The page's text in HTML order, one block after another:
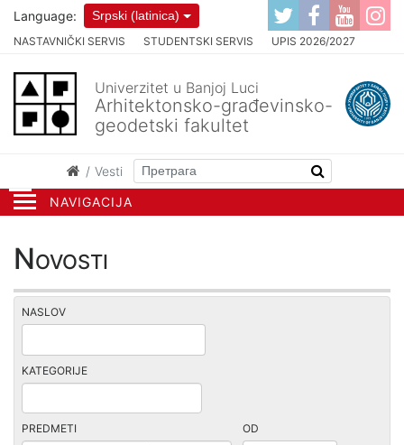
NAVIGACIJA
NASTAVNIČKI SERVIS STUDENTSKI SERVIS UPIS 2026/2027
Language: Srpski (latinica)
Univerzitet u Banjoj Luci
Arhitektonsko-građevinsko-
geodetski fakultet
Vesti
Novosti
NASLOV
KATEGORIJE
PREDMETI OD